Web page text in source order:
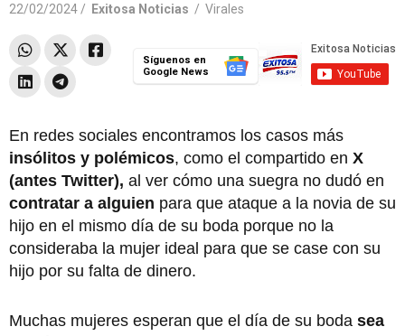
22/02/2024 / Exitosa Noticias / Virales
Síguenos en
Google News
En redes sociales encontramos los casos más
insólitos y polémicos, como el compartido en X
(antes Twitter), al ver cómo una suegra no dudó en
contratar a alguien para que ataque a la novia de su
hijo en el mismo día de su boda porque no la
consideraba la mujer ideal para que se case con su
hijo por su falta de dinero.
Muchas mujeres esperan que el día de su boda sea